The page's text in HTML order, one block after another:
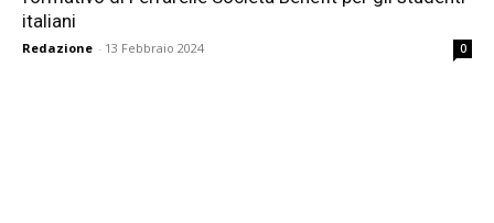
italiani
Redazione - 13 Febbraio 2024 0